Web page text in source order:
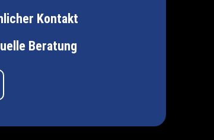
Kontakt
Beratung